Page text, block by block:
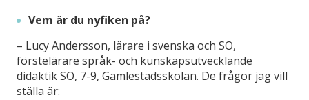
Vem är du nyfiken på?
– Lucy Andersson, lärare i svenska och SO,
förstelärare språk- och kunskapsutvecklande
didaktik SO, 7-9, Gamlestadsskolan. De frågor jag vill
ställa är: